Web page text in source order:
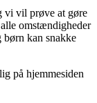
vi vil prøve at gøre
omstændigheder
kan snakke
på hjemmesiden